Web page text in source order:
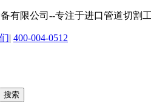
有限公司--专注于进口管道切割
| 400-004-0512
搜索